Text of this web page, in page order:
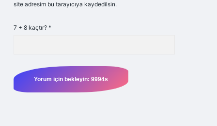
site adresim bu tarayıcıya kaydedilsin.
7 + 8 kaçtır? *